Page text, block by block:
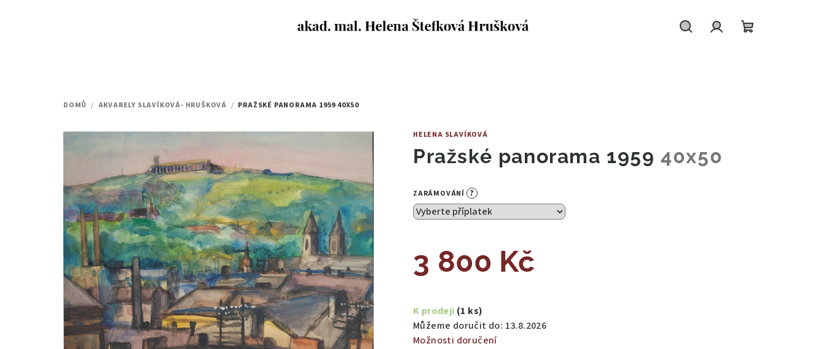
DOMŮ / AKVARELY SLAVÍKOVÁ- HRUŠKOVÁ / PRAŽSKÉ PANORAMA 195940X50
HELENA SLAVÍKOVÁ
Pražské panorama 195940x50
ZARÁMOVÁNÍ ?
3 800 Kč
cena:
K prodeji (1 ks)
Můžeme doručit do: 13.8.2026
Možnosti doručení